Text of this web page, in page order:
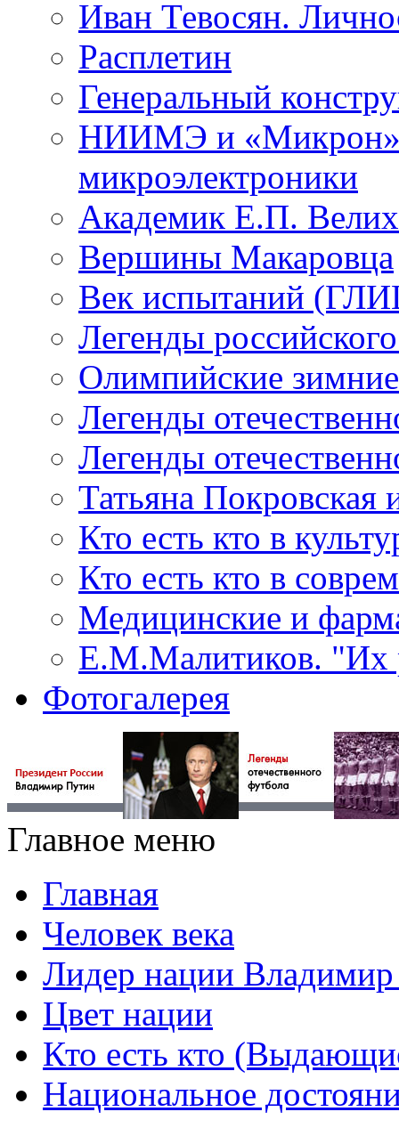
Иван Тевосян.
Расплетин
Генеральный
НИИМЭ и «Микрон»
микроэлектроники
Академик Е.П.
Вершины Макаровца
Век испытаний
Легенды
Олимпийские
Легенды
Легенды
Татьяна Покровская
Кто есть кто в
Кто есть кто в
Медицинские и
Е.М.Малитиков. "Их
Фотогалерея
Главное меню
Главная
Человек века
Лидер нации
Цвет нации
Кто есть кто
Национальное